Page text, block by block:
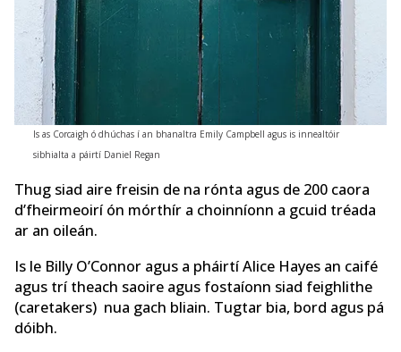
Is as Corcaigh ó dhúchas í an bhanaltra Emily Campbell agus is innealtóir
sibhialta a páirtí Daniel Regan
Thug siad aire freisin de na rónta agus de 200 caora
d’fheirmeoirí ón mórthír a choinníonn a gcuid tréada
ar an oileán.
Is le Billy O’Connor agus a pháirtí Alice Hayes an caifé
agus trí theach saoire agus fostaíonn siad feighlithe
(caretakers) nua gach bliain. Tugtar bia, bord agus pá
dóibh.